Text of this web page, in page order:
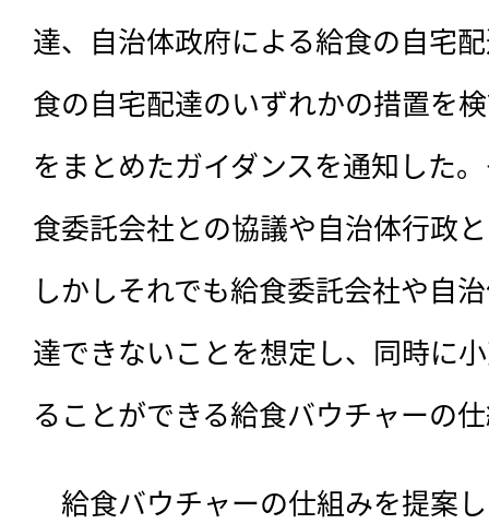
達、自治体政府による給食の自宅
食の自宅配達のいずれかの措置を
をまとめたガイダンスを通知した
食委託会社との協議や自治体行政
しかしそれでも給食委託会社や自
達できないことを想定し、同時に
ることができる給食バウチャーの
給食バウチャーの仕組みを提案